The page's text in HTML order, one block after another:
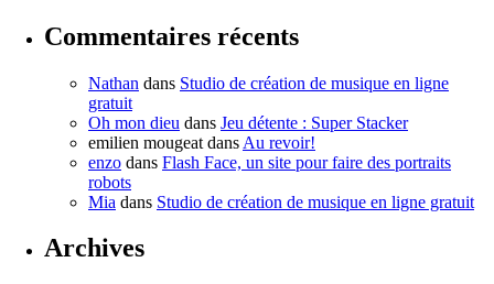
Commentaires récents
Nathan dans Studio de création de musique en ligne
gratuit
Oh mon dieu dans Jeu détente : Super Stacker
emilien mougeat dans Au revoir!
enzo dans Flash Face, un site pour faire des portraits
robots
Mia dans Studio de création de musique en ligne gratuit
Archives